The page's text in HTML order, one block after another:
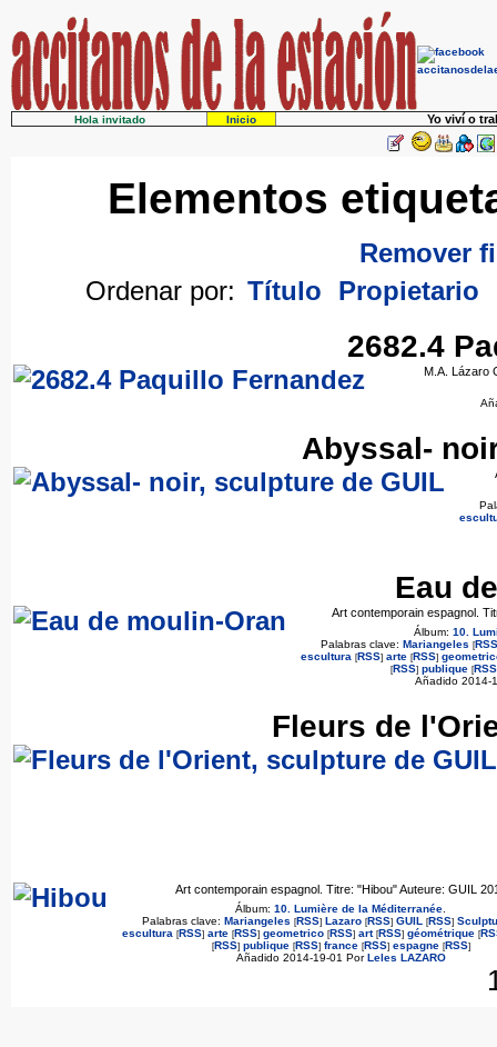
Hola invitado Inicio Yo viví o
Elementos
Remover
Ordenar por: Título Propietario
2682.4
M.A. Lázaro
Abyssal-
Eau
Art contemporain espagnol.
Álbum: 10.
Palabras clave: Mariangeles [RSS
escultura [RSS] arte [RSS]
[RSS] publique [RSS
Añadido 2014-
Fleurs de
Art contemporain espagnol. Titre: "Hibou" Auteure: GUIL
Álbum: 10. Lumière de la Méditerranée
Palabras clave: Mariangeles [RSS] Lazaro [RSS] GUIL [RSS]
escultura [RSS] arte [RSS] geometrico [RSS] art [RSS] géométrique [
[RSS] publique [RSS] france [RSS] espagne [RSS]
Añadido 2014-19-01 PorLeles LAZARO